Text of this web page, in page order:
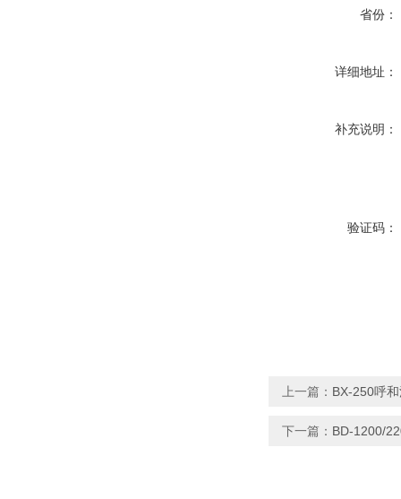
省份：
详细地址：
补充说明：
验证码：
上一篇： BX-250呼
下一篇： BD-1200/